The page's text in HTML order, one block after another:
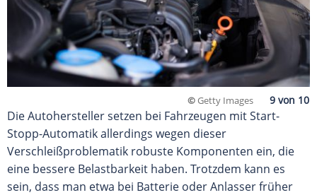
©Getty Images
Die Autohersteller setzen bei Fahrzeugen mit Start-
Stopp-Automatik allerdings wegen dieser
Verschleißproblematik robuste Komponenten ein, die
eine bessere Belastbarkeit haben. Trotzdem kann es
sein, dass man etwa bei Batterie oder Anlasser früher